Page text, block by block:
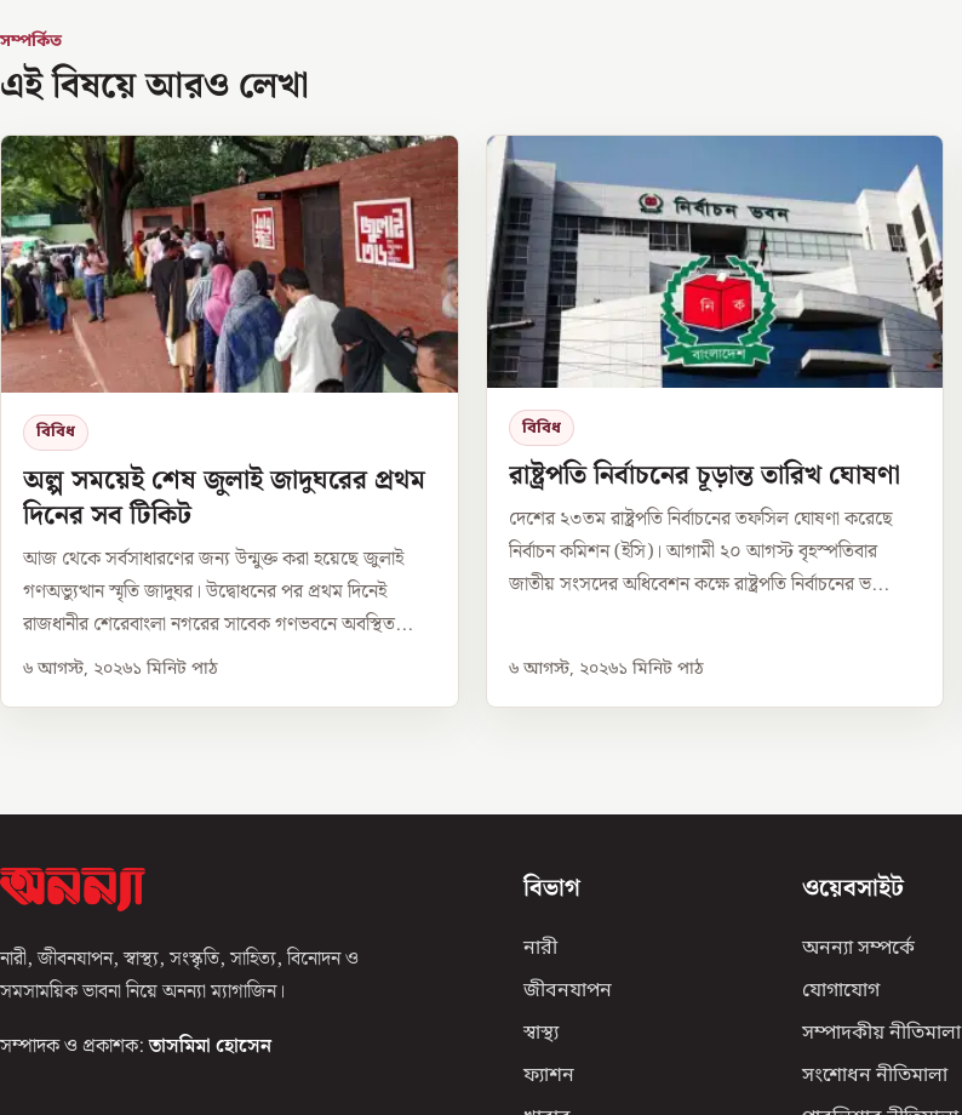
সম্পর্কিত
এই বিষয়ে আরও লেখা
বিবিধ
অল্প সময়েই শেষ জুলাই জাদুঘরের প্রথম
দিনের সব টিকিট
আজ থেকে সর্বসাধারণের জন্য উন্মুক্ত করা হয়েছে জুলাই
গণঅভ্যুত্থান স্মৃতি জাদুঘর। উদ্বোধনের পর প্রথম দিনেই
রাজধানীর শেরেবাংলা নগরের সাবেক গণভবনে অবস্থিত...
৬ আগস্ট, ২০২৬১ মিনিট পাঠ
বিবিধ
রাষ্ট্রপতি নির্বাচনের চূড়ান্ত তারিখ ঘোষণা
দেশের ২৩তম রাষ্ট্রপতি নির্বাচনের তফসিল ঘোষণা করেছে
নির্বাচন কমিশন (ইসি)। আগামী ২০ আগস্ট বৃহস্পতিবার
জাতীয় সংসদের অধিবেশন কক্ষে রাষ্ট্রপতি নির্বাচনের ভ...
৬ আগস্ট, ২০২৬১ মিনিট পাঠ
নারী, জীবনযাপন, স্বাস্থ্য, সংস্কৃতি, সাহিত্য, বিনোদন ও
সমসাময়িক ভাবনা নিয়ে অনন্যা ম্যাগাজিন।
সম্পাদক ও প্রকাশক: তাসমিমা হোসেন
বিভাগ
নারী
জীবনযাপন
স্বাস্থ্য
ফ্যাশন
ওয়েবসাইট
অনন্যা সম্পর্কে
যোগাযোগ
সম্পাদকীয় নীতিমালা
সংশোধন নীতিমালা